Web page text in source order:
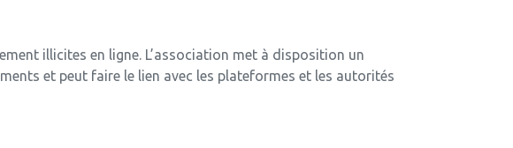
illicites en ligne. L’association met à disposition un
et peut faire le lien avec les plateformes et les autorités